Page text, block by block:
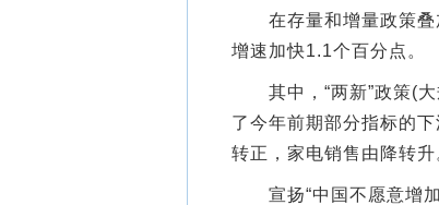
在存量和增量政策叠
增速加快1.1个百分点。
其中，“两新”政策(大
了今年前期部分指标的
转正，家电销售由降转升
宣扬“中国不愿意增加